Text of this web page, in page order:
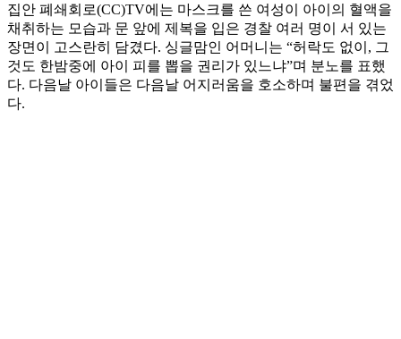
집안 폐쇄회로(CC)TV에는 마스크를 쓴 여성이 아이의 혈액을
채취하는 모습과 문 앞에 제복을 입은 경찰 여러 명이 서 있는
장면이 고스란히 담겼다. 싱글맘인 어머니는 “허락도 없이, 그
것도 한밤중에 아이 피를 뽑을 권리가 있느냐”며 분노를 표했
다. 다음날 아이들은 다음날 어지러움을 호소하며 불편을 겪었
다.